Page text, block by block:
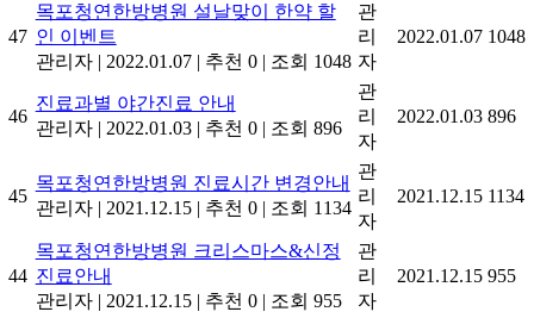
47
목포청연한방병원 설날맞이 한약 할
인 이벤트
관리자 | 2022.01.07 | 추천 0 | 조회 1048
관
리
자
2022.01.07 1048
46
진료과별 야간진료 안내
관리자 | 2022.01.03 | 추천 0 | 조회 896
관
리
자
2022.01.03 896
45
목포청연한방병원 진료시간 변경안내
관리자 | 2021.12.15 | 추천 0 | 조회 1134
관
리
자
2021.12.15 1134
44
목포청연한방병원 크리스마스&신정
진료안내
관리자 | 2021.12.15 | 추천 0 | 조회 955
관
리
자
2021.12.15 955